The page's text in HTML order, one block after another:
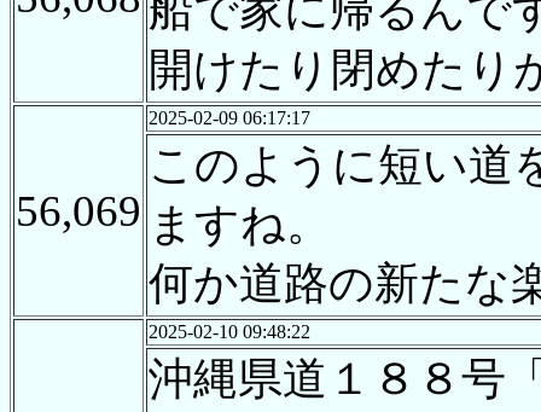
船で家に帰るんで
開けたり閉めたり
56,069
2025-02-09 06:17:17
このように短い道
ますね。
何か道路の新たな
2025-02-10 09:48:22
沖縄県道１８８号